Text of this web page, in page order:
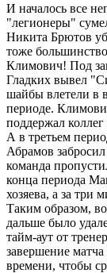
И началось все
"легионеры"
Никита Брютов
тоже
Климович! Под
Гладких вывел
шайбы влетели в
периоде.
поддержал
А в третьем
Абрамов
команда
конца периода
хозяева, а за три
Таким образом,
дальше было
тайм-аут от
завершение
времени, чтобы